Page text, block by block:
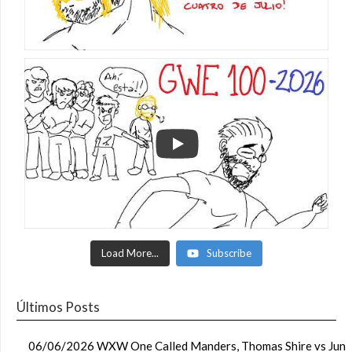
Load More... Subscribe
Últimos Posts
06/06/2026 WXW One Called Manders, Thomas Shire vs Jun